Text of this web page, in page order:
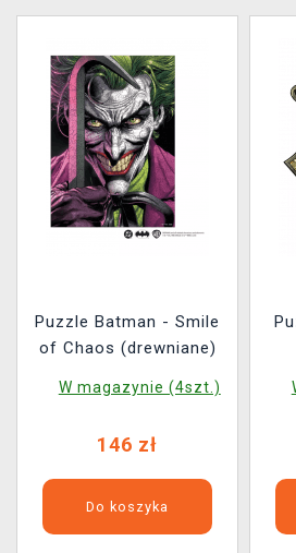
Puzzle Batman - Smile
of Chaos (drewniane)
W magazynie (4szt.)
146 zł
Do koszyka